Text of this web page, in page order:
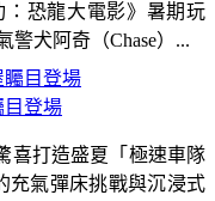
目登場
喜打造盛夏「極速車隊
充氣彈床挑戰與沉浸式
：恐龍大電影》暑期玩
警犬阿奇（Chase）...